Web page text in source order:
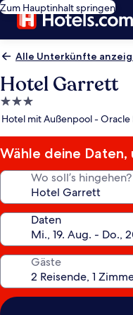
Zum Hauptinhalt springen
Alle Unterkünfte
Hotel Garrett
3.0-
Sterne-
Hotel mit Außenpool - Oracle
Wähle deine Daten,
Wo soll’s hingehen?
Daten
Gäste